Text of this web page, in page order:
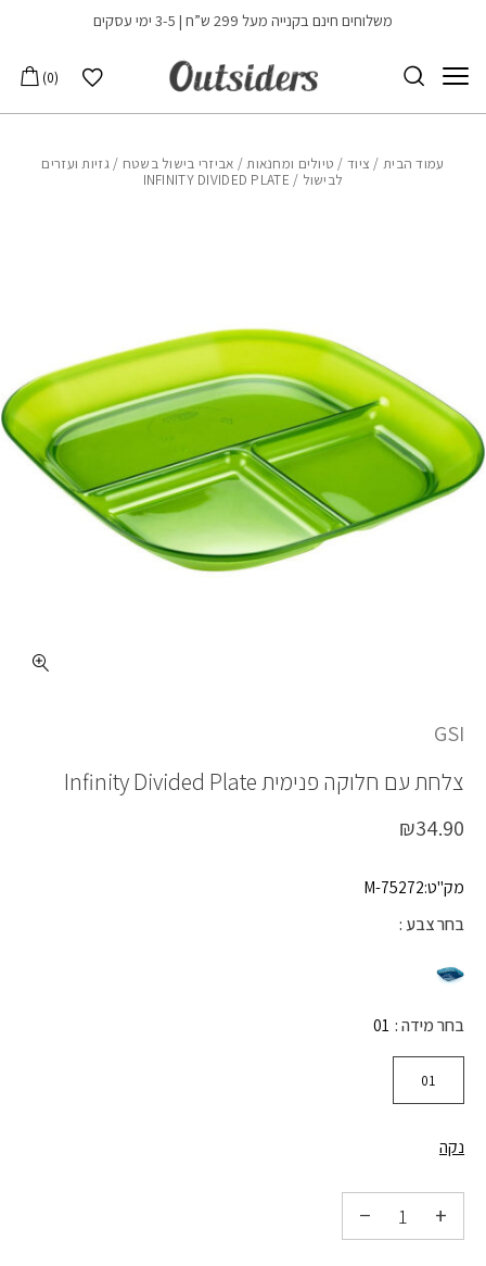
Skip to Contentמשלוחים חינם בקנייה מעל 299 ש”ח | 3-5 ימי עסקים
הרשימה שלי
0
עמוד הבית / ציוד/ טיולים ומחנאות/ אביזרי בישול בשטח /גזיות ועזרים
לבישול / INFINITY DIVIDED PLATE
GSI
צלחת עם חלוקה פנימיתInfinity Divided Plate
₪34.90
מק"ט:75272-M
בחר צבע
בחר מידה 01
01
נקה